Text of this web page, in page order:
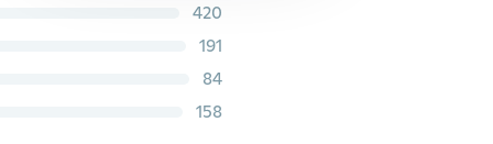
420
191
84
158